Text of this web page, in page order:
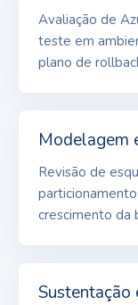
Avaliação de
teste em
plano de
Modelagem
Revisão de
crescimento da
Sustentação